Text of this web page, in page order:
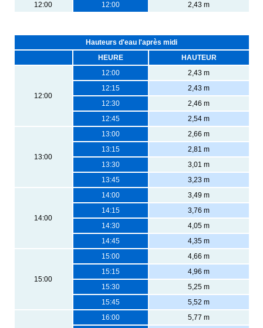
12:00
12:00 2,43 m
Hauteurs d'eau l'après midi
HEURE
HAUTEUR
12:00
12:00
2,43 m
12:15
2,43 m
12:30
2,46 m
12:45
2,54 m
13:00
13:00
2,66 m
13:15
2,81 m
13:30
3,01 m
13:45
3,23 m
14:00
14:00
3,49 m
14:15
3,76 m
14:30
4,05 m
14:45
4,35 m
15:00
15:00
4,66 m
15:15
4,96 m
15:30
5,25 m
15:45
5,52 m
16:00
5,77 m